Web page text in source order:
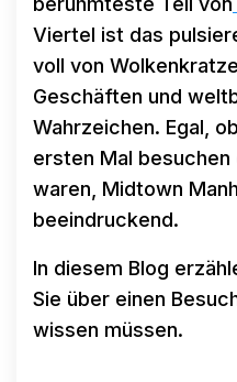
Viertel ist das
voll von
Geschäften und
Wahrzeichen. Egal,
ersten Mal
waren, Midtown
beeindruckend.
In diesem Blog
Sie über einen
wissen müssen.